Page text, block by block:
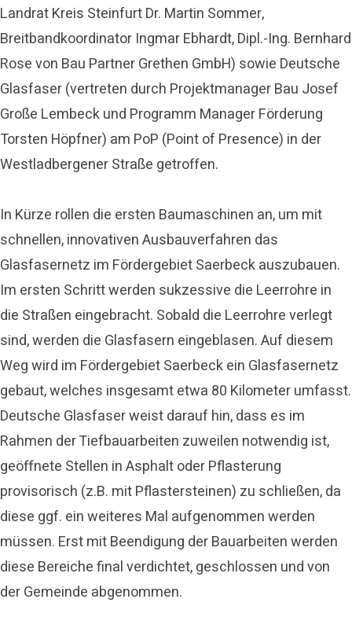
Landrat Kreis Steinfurt Dr. Martin Sommer,
Breitbandkoordinator Ingmar Ebhardt, Dipl.-Ing. Bernhard
Rose von Bau Partner Grethen GmbH) sowie Deutsche
Glasfaser (vertreten durch Projektmanager Bau Josef
Große Lembeck und Programm Manager Förderung
Torsten Höpfner) am PoP (Point of Presence) in der
Westladbergener Straße getroffen.
In Kürze rollen die ersten Baumaschinen an, um mit
schnellen, innovativen Ausbauverfahren das
Glasfasernetz im Fördergebiet Saerbeck auszubauen.
Im ersten Schritt werden sukzessive die Leerrohre in
die Straßen eingebracht. Sobald die Leerrohre verlegt
sind, werden die Glasfasern eingeblasen. Auf diesem
Weg wird im Fördergebiet Saerbeck ein Glasfasernetz
gebaut, welches insgesamt etwa 80 Kilometer umfasst.
Deutsche Glasfaser weist darauf hin, dass es im
Rahmen der Tiefbauarbeiten zuweilen notwendig ist,
geöffnete Stellen in Asphalt oder Pflasterung
provisorisch (z.B. mit Pflastersteinen) zu schließen, da
diese ggf. ein weiteres Mal aufgenommen werden
müssen. Erst mit Beendigung der Bauarbeiten werden
diese Bereiche final verdichtet, geschlossen und von
der Gemeinde abgenommen.